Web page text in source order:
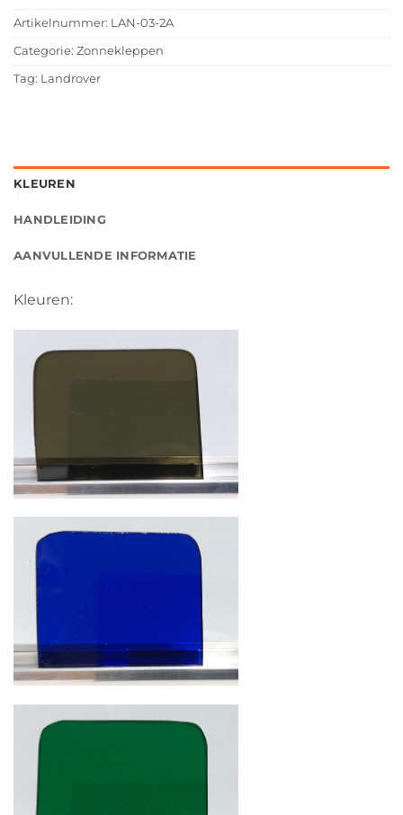
Artikelnummer: LAN-03-2A
Categorie: Zonnekleppen
Tag: Landrover
KLEUREN
HANDLEIDING
AANVULLENDE INFORMATIE
Kleuren: